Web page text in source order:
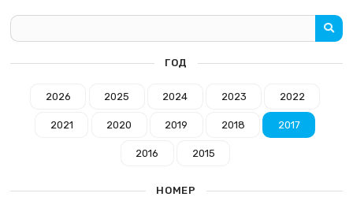
ГОД
2026 2025 2024 2023 2022
2021 2020 2019 2018 2017
2016 2015
НОМЕР